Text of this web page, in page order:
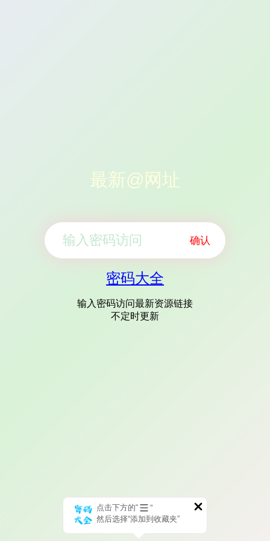
最新@网址
确认
密码大全
输入密码访问最新资源链接
不定时更新
点击下方的“
”
然后选择“添加到收藏夹”